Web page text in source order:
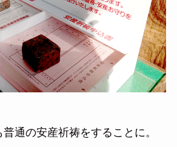
通の安産祈祷をすることに。